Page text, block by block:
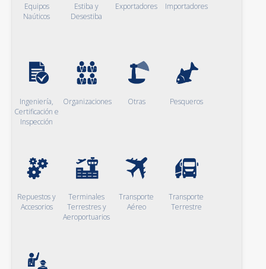
Equipos
Naúticos
Estiba y
Desestiba
Exportadores Importadores
Ingeniería,
Certificación e
Inspección
Organizaciones Otras Pesqueros
Repuestos y
Accesorios
Terminales
Terrestres y
Aeroportuarios
Transporte
Aéreo
Transporte
Terrestre